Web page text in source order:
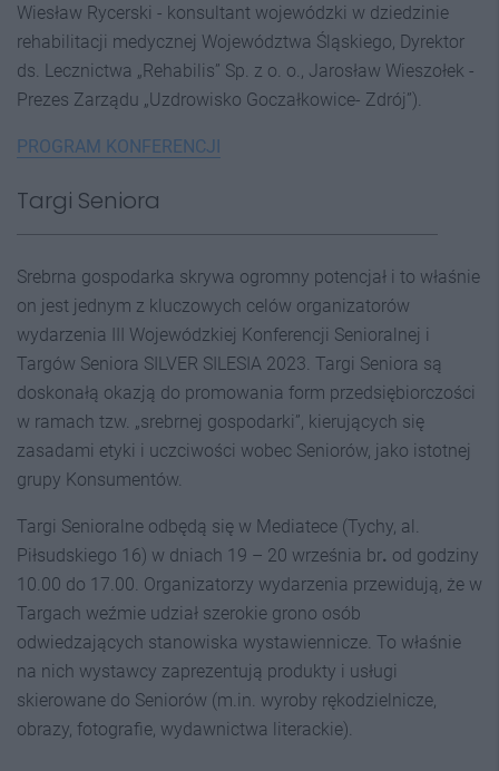
Wiesław Rycerski - konsultant wojewódzki w dziedzinie
rehabilitacji medycznej Województwa Śląskiego, Dyrektor
ds. Lecznictwa „Rehabilis” Sp. z o. o., Jarosław Wieszołek -
Prezes Zarządu „Uzdrowisko Goczałkowice- Zdrój”).
PROGRAM KONFERENCJI
Targi Seniora
Srebrna gospodarka skrywa ogromny potencjał i to właśnie
on jest jednym z kluczowych celów organizatorów
wydarzenia III Wojewódzkiej Konferencji Senioralnej i
Targów Seniora SILVER SILESIA 2023. Targi Seniora są
doskonałą okazją do promowania form przedsiębiorczości
w ramach tzw. „srebrnej gospodarki”, kierujących się
zasadami etyki i uczciwości wobec Seniorów, jako istotnej
grupy Konsumentów.
Targi Senioralne odbędą się w Mediatece (Tychy, al.
Piłsudskiego 16) w dniach 19 – 20 września br. od godziny
10.00 do 17.00. Organizatorzy wydarzenia przewidują, że w
Targach weźmie udział szerokie grono osób
odwiedzających stanowiska wystawiennicze. To właśnie
na nich wystawcy zaprezentują produkty i usługi
skierowane do Seniorów (m.in. wyroby rękodzielnicze,
obrazy, fotografie, wydawnictwa literackie).